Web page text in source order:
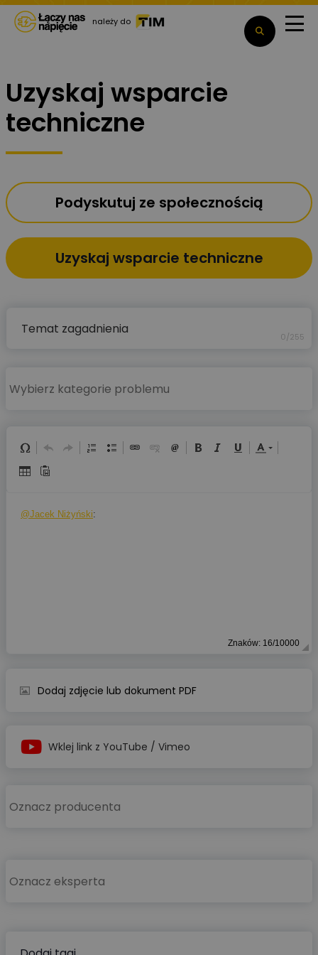
należy do
Uzyskaj wsparcie
techniczne
Podyskutuj ze społecznością
Uzyskaj wsparcie techniczne
0/255
Znaków: 16/10000
Dodaj zdjęcie lub dokument PDF